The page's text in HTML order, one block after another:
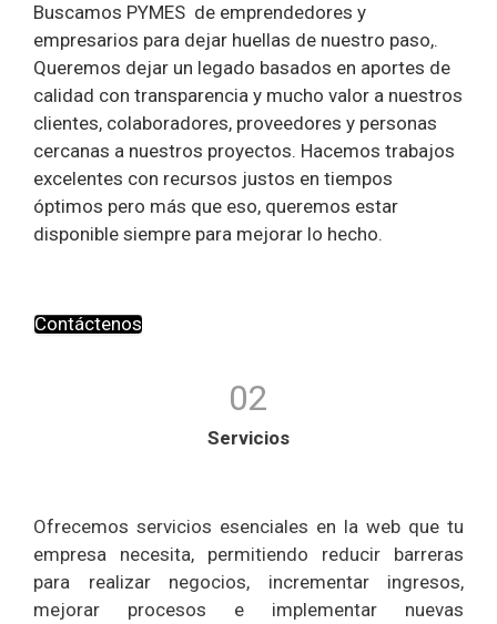
Buscamos PYMES de emprendedores y
empresarios para dejar huellas de nuestro paso,.
Queremos dejar un legado basados en aportes de
calidad con transparencia y mucho valor a nuestros
clientes, colaboradores, proveedores y personas
cercanas a nuestros proyectos. Hacemos trabajos
excelentes con recursos justos en tiempos
óptimos pero más que eso, queremos estar
disponible siempre para mejorar lo hecho.
Contáctenos
02
Servicios
Ofrecemos servicios esenciales en la web que tu
empresa necesita, permitiendo reducir barreras
para realizar negocios, incrementar ingresos,
mejorar procesos e implementar nuevas